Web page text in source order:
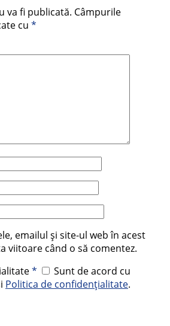
va fi publicată. Câmpurile
cu *
emailul și site-ul web în acest
viitoare când o să comentez.
*
Sunt de acord cu
Politica de confidențialitate.